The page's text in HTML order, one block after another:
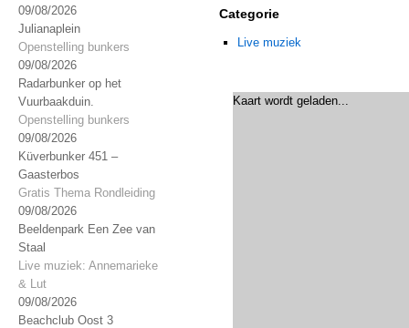
09/08/2026
Julianaplein
Openstelling bunkers
09/08/2026
Radarbunker op het
Vuurbaakduin.
Openstelling bunkers
09/08/2026
Küverbunker 451 –
Gaasterbos
Gratis Thema Rondleiding
09/08/2026
Beeldenpark Een Zee van
Staal
Live muziek: Annemarieke
& Lut
09/08/2026
Beachclub Oost 3
Categorie
Live muziek
Kaart wordt geladen...